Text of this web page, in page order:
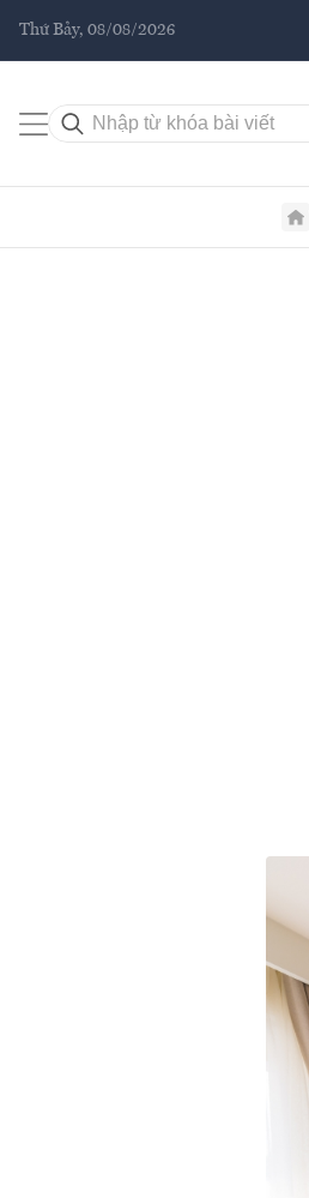
Thứ Bảy, 08/08/2026